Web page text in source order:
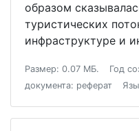
образом
туристических
инфраструктуре и
Размер: 0.07 МБ. Год
документа: реферат